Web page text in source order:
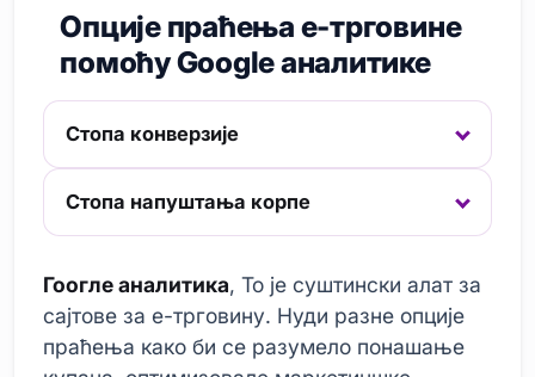
Опције праћења е-трговине
помоћу Google аналитике
Стопа конверзије
Стопа напуштања корпе
Гоогле аналитика, То је суштински алат за
сајтове за е-трговину. Нуди разне опције
праћења како би се разумело понашање